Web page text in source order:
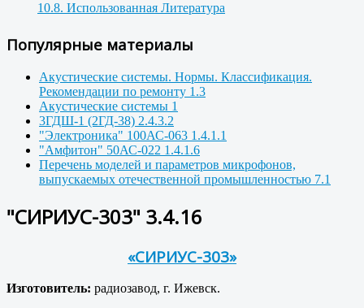
10.8. Использованная Литература
Популярные материалы
Акустические системы. Нормы. Классификация.
Рекомендации по ремонту 1.3
Акустические системы 1
3ГДШ-1 (2ГД-38) 2.4.3.2
"Электроника" 100АС-063 1.4.1.1
"Амфитон" 50АС-022 1.4.1.6
Перечень моделей и параметров микрофонов,
выпускаемых отечественной промышленностью 7.1
"СИРИУС-303" 3.4.16
«СИРИУС-303»
Изготовитель: радиозавод, г. Ижевск.